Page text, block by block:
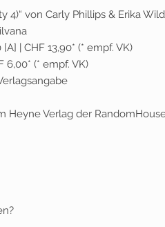
4)“ von Carly Phillips & Erika
| CHF 13,90* (* empf. VK)
6,00* (* empf. VK)
Heyne Verlag der